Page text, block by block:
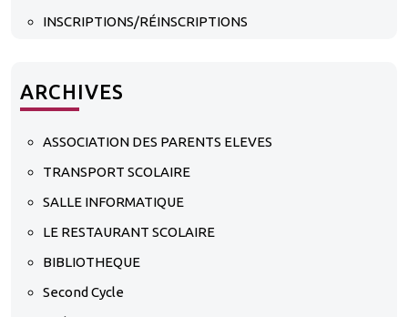
INSCRIPTIONS/RÉINSCRIPTIONS
ARCHIVES
ASSOCIATION DES PARENTS ELEVES
TRANSPORT SCOLAIRE
SALLE INFORMATIQUE
LE RESTAURANT SCOLAIRE
BIBLIOTHEQUE
Second Cycle